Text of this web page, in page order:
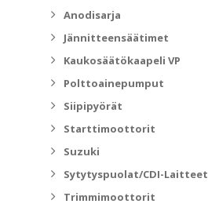
Anodisarja
Jännitteensäätimet
Kaukosäätökaapeli VP
Polttoainepumput
Siipipyörät
Starttimoottorit
Suzuki
Sytytyspuolat/CDI-Laitteet
Trimmimoottorit